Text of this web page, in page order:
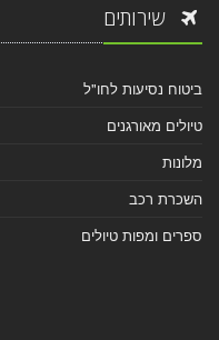
שירותים
ביטוח נסיעות לחו"ל
טיולים מאורגנים
מלונות
השכרת רכב
ספרים ומפות טיולים